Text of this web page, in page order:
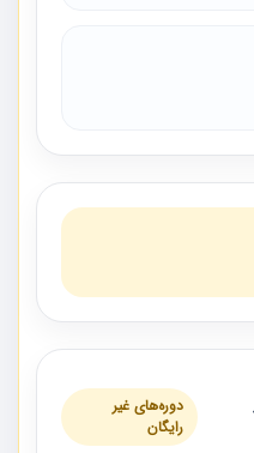
دوره‌های غیر
رایگان